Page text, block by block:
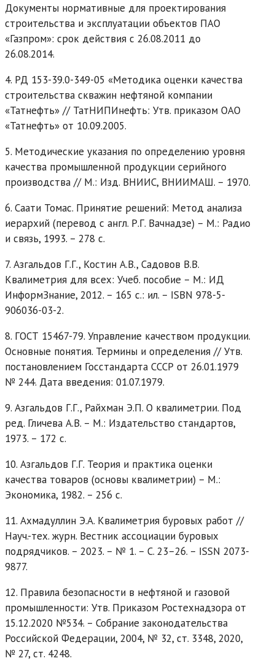
Документы нормативные для проектирования
строительства и эксплуатации объектов ПАО
«Газпром»: срок действия с 26.08.2011 до
26.08.2014.
4. РД 153-39.0-349-05 «Методика оценки качества
строительства скважин нефтяной компании
«Татнефть» // ТатНИПИнефть: Утв. приказом ОАО
«Татнефть» от 10.09.2005.
5. Методические указания по определению уровня
качества промышленной продукции серийного
производства // М.: Изд. ВНИИС, ВНИИМАШ. – 1970.
6. Саати Томас. Принятие решений: Метод анализа
иерархий (перевод с англ. Р.Г. Вачнадзе) – М.: Радио
и связь, 1993. – 278 с.
7. Азгальдов Г.Г., Костин А.В., Садовов В.В.
Квалиметрия для всех: Учеб. пособие – М.: ИД
ИнформЗнание, 2012. – 165 с.: ил. – ISBN 978-5-
906036-03-2.
8. ГОСТ 15467-79. Управление качеством продукции.
Основные понятия. Термины и определения // Утв.
постановлением Госстандарта СССР от 26.01.1979
№ 244. Дата введения: 01.07.1979.
9. Азгальдов Г.Г., Райхман Э.П. О квалиметрии. Под
ред. Гличева А.В. – М.: Издательство стандартов,
1973. – 172 с.
10. Азгальдов Г.Г. Теория и практика оценки
качества товаров (основы квалиметрии) – М.:
Экономика, 1982. – 256 с.
11. Ахмадуллин Э.А. Квалиметрия буровых работ //
Науч.-тех. журн. Вестник ассоциации буровых
подрядчиков. – 2023. – № 1. – С. 23–26. – ISSN 2073-
9877.
12. Правила безопасности в нефтяной и газовой
промышленности: Утв. Приказом Ростехнадзора от
15.12.2020 №534. – Собрание законодательства
Российской Федерации, 2004, № 32, ст. 3348, 2020,
№ 27, ст. 4248.